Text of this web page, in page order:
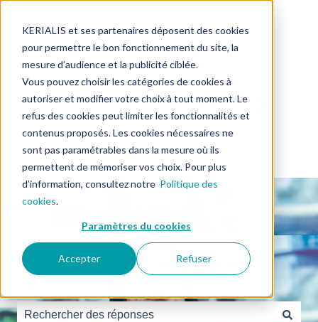
KERIALIS et ses partenaires déposent des cookies
pour permettre le bon fonctionnement du site, la
mesure d’audience et la publicité ciblée.
Vous pouvez choisir les catégories de cookies à
autoriser et modifier votre choix à tout moment. Le
refus des cookies peut limiter les fonctionnalités et
contenus proposés. Les cookies nécessaires ne
sont pas paramétrables dans la mesure où ils
permettent de mémoriser vos choix. Pour plus
d’information, consultez notre Politique des
cookies.
Paramètres du cookies
Accepter Refuser
Comment pouvons-nous vous